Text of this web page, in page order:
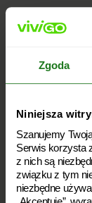
Zgoda
Niniejsza
Szanujemy
Serwis korzysta
z nich są
związku z tym
niezbędne
Rachunek
Notowania
Bessa
Datio in